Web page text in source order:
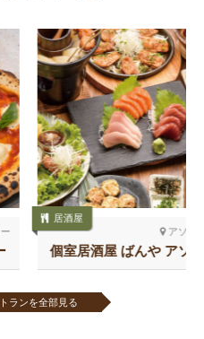
アソーク
居酒屋
個室居酒屋 ばんや アソー
ク
ランを全部見る